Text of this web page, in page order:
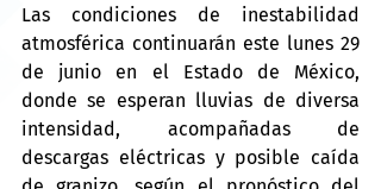
Las condiciones de inestabilidad
atmosférica continuarán este lunes 29
de junio en el Estado de México,
donde se esperan lluvias de diversa
intensidad, acompañadas de
descargas eléctricas y posible caída